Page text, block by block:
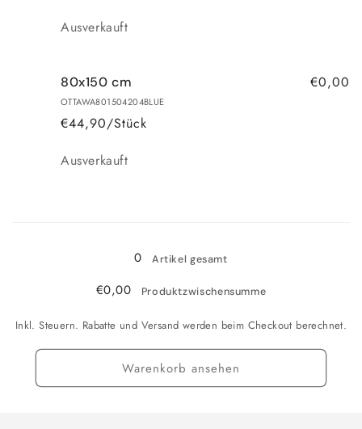
Anzahl
Ausverkauft
80x150 cm
OTTAWA801504204BLUE
€44,90/Stück
€0,00
Anzahl
Ausverkauft
0
Artikel gesamt
€0,00 Produktzwischensumme
Inkl. Steuern. Rabatte und Versand werden beim Checkout berechnet.
Warenkorb ansehen